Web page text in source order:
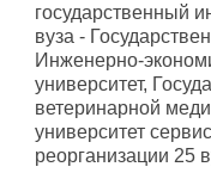
государственный
вуза -
Инженерно-
университет,
ветеринарной
университет
реорганизации 25